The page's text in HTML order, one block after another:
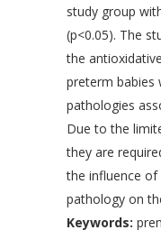
study group
(p<0.05). The
the
preterm babies
pathologies
Due to the
they are
the influence
pathology on
Keywords: